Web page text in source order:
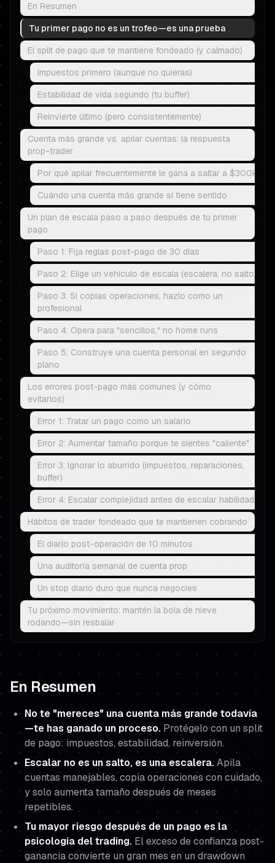
En Resumen
Tu primer pago no es un trofeo—es una prueba
El split de pago que te mantiene fondeado (y calmado)
Impuestos primero (aunque no quieras)
Estabilidad de vida segundo (tu buffer)
Reinvierte último (pero consistentemente)
Cuenta más grande vs. apilar cuentas: la respuesta
prop-trader
Por qué apilar frecuentemente le gana a saltar a $300k
Cuándo una cuenta más grande sí tiene sentido
Un plan de escala paso a paso después de tu primer
pago
Paso 1: Fija reglas post-pago de 30 días
Paso 2: Elige un vehículo de escala (escalera, no salto)
Paso 3: Si copias operaciones, hazlo como un
profesional
Paso 4: Opera para "sencillos," no home runs
Paso 5: Construye una cuenta personal en segundo
plano
Los errores post-pago más comunes (y cómo
evitarlos)
Error 1: Tratar un pago como un salario
Error 2: Aumentar tamaño porque te sientes "caliente"
Error 3: Ignorar lo aburrido (impuestos, reparaciones,
buffer)
Error 4: Escalar complejidad antes de escalar habilidad
Hábitos de trader fondeado que te mantienen cobrando
El diario post-operación de 10 minutos
Una auditoría semanal de cuenta prop
Un stop diario duro que nunca negocies
Tu próximo movimiento: mantén la bola de nieve
rodando—sin resbalar
En Resumen
No te "mereces" una cuenta más grande todavía
—te has ganado un proceso. Protégelo con un split
de pago: impuestos, estabilidad, reinversión.
Escalar no es un salto, es una escalera.Apila
cuentas manejables, copia operaciones con cuidado,
y solo aumenta tamaño después de meses
repetibles.
Tu mayor riesgo después de un pago es la
psicología del trading. El exceso de confianza post-
ganancia convierte un gran mes en un drawdown